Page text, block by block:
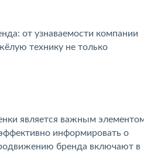
от узнаваемости компании
технику не только
является важным
информировать о
бренда включают в